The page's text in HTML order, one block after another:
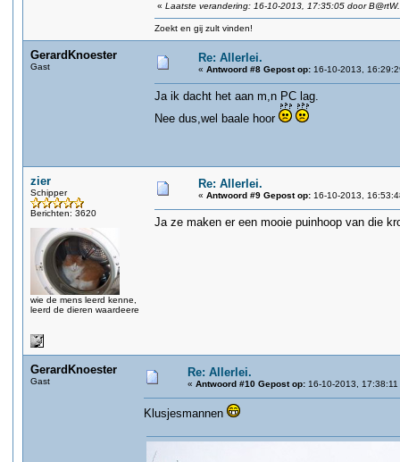
« Laatste verandering: 16-10-2013, 17:35:05 door B@rtW.
Zoekt en gij zult vinden!
GerardKnoester
Gast
Re: Allerlei.
« Antwoord #8 Gepost op: 16-10-2013,
Ja ik dacht het aan m,n PC lag.
Nee dus,wel baale hoor
zier
Schipper
Berichten: 3620
wie de mens leerd kenne,
leerd de dieren waardeere
Re: Allerlei.
« Antwoord #9 Gepost op: 16-10-2013,
Ja ze maken er een mooie puinhoop van die
GerardKnoester
Gast
Re: Allerlei.
« Antwoord #10 Gepost op: 16-10-2013, 17:38:11
Klusjesmannen